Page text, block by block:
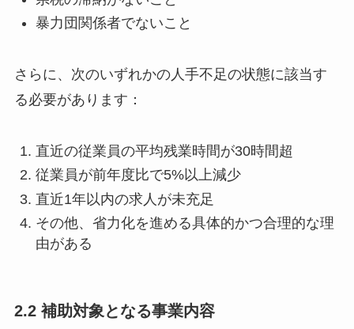
暴力団関係者でないこと
さらに、次のいずれかの人手不足の状態に該当す
る必要があります：
直近の従業員の平均残業時間が30時間超
従業員が前年度比で5%以上減少
直近1年以内の求人が未充足
その他、省力化を進める具体的かつ合理的な理
由がある
2.2 補助対象となる事業内容